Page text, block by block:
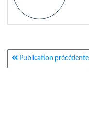
Publication précédente